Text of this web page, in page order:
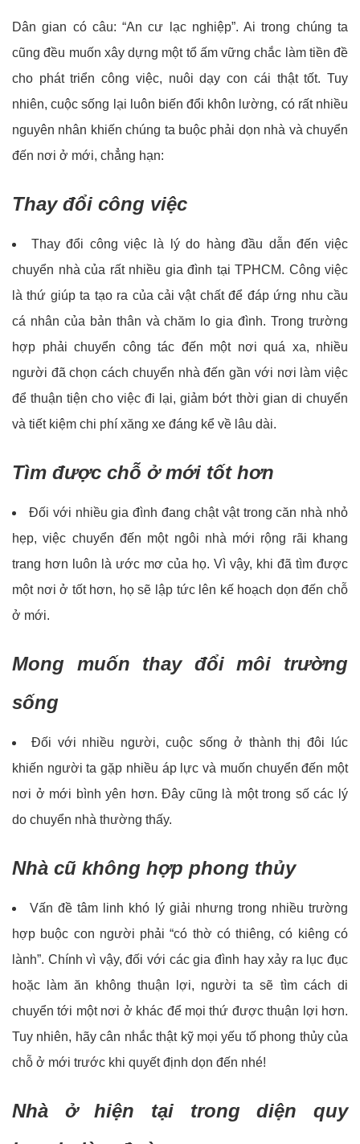
Dân gian có câu: “An cư lạc nghiệp”. Ai trong chúng ta
cũng đều muốn xây dựng một tổ ấm vững chắc làm tiền đề
cho phát triển công việc, nuôi dạy con cái thật tốt. Tuy
nhiên, cuộc sống lại luôn biến đổi khôn lường, có rất nhiều
nguyên nhân khiến chúng ta buộc phải dọn nhà và chuyển
đến nơi ở mới, chẳng hạn:
Thay đổi công việc
Thay đổi công việc là lý do hàng đầu dẫn đến việc
chuyển nhà của rất nhiều gia đình tại TPHCM. Công việc
là thứ giúp ta tạo ra của cải vật chất để đáp ứng nhu cầu
cá nhân của bản thân và chăm lo gia đình. Trong trường
hợp phải chuyển công tác đến một nơi quá xa, nhiều
người đã chọn cách chuyển nhà đến gần với nơi làm việc
để thuận tiện cho việc đi lại, giảm bớt thời gian di chuyển
và tiết kiệm chi phí xăng xe đáng kể về lâu dài.
Tìm được chỗ ở mới tốt hơn
Đối với nhiều gia đình đang chật vật trong căn nhà nhỏ
hẹp, việc chuyển đến một ngôi nhà mới rộng rãi khang
trang hơn luôn là ước mơ của họ. Vì vậy, khi đã tìm được
một nơi ở tốt hơn, họ sẽ lập tức lên kế hoạch dọn đến chỗ
ở mới.
Mong muốn thay đổi môi trường
sống
Đối với nhiều người, cuộc sống ở thành thị đôi lúc
khiến người ta gặp nhiều áp lực và muốn chuyển đến một
nơi ở mới bình yên hơn. Đây cũng là một trong số các lý
do chuyển nhà thường thấy.
Nhà cũ không hợp phong thủy
Vấn đề tâm linh khó lý giải nhưng trong nhiều trường
hợp buộc con người phải “có thờ có thiêng, có kiêng có
lành”. Chính vì vậy, đối với các gia đình hay xảy ra lục đục
hoặc làm ăn không thuận lợi, người ta sẽ tìm cách di
chuyển tới một nơi ở khác để mọi thứ được thuận lợi hơn.
Tuy nhiên, hãy cân nhắc thật kỹ mọi yếu tố phong thủy của
chỗ ở mới trước khi quyết định dọn đến nhé!
Nhà ở hiện tại trong diện quy